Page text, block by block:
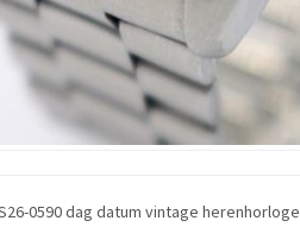
0590 dag datum vintage herenhorloge